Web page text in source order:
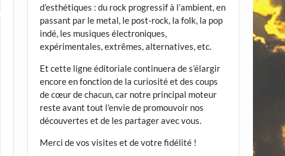
d’esthétiques : du rock progressif à l’ambient, en
passant par le metal, le post-rock, la folk, la pop
indé, les musiques électroniques,
expérimentales, extrêmes, alternatives, etc.
Et cette ligne éditoriale continuera de s’élargir
encore en fonction de la curiosité et des coups
de cœur de chacun, car notre principal moteur
reste avant tout l’envie de promouvoir nos
découvertes et de les partager avec vous.
Merci de vos visites et de votre fidélité !